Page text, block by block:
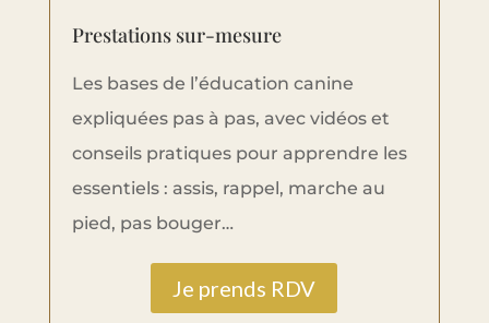
Prestations sur-mesure
Les bases de l’éducation canine
expliquées pas à pas, avec vidéos et
conseils pratiques pour apprendre les
essentiels : assis, rappel, marche au
pied, pas bouger…
Je prends RDV